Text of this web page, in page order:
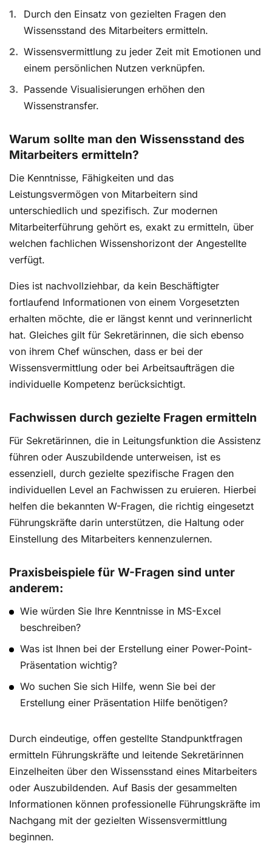
Durch den Einsatz von gezielten Fragen den
Wissensstand des Mitarbeiters ermitteln.
Wissensvermittlung zu jeder Zeit mit Emotionen und
einem persönlichen Nutzen verknüpfen.
Passende Visualisierungen erhöhen den
Wissenstransfer.
Warum sollte man den Wissensstand des
Mitarbeiters ermitteln?
Die Kenntnisse, Fähigkeiten und das
Leistungsvermögen von Mitarbeitern sind
unterschiedlich und spezifisch. Zur modernen
Mitarbeiterführung gehört es, exakt zu ermitteln, über
welchen fachlichen Wissenshorizont der Angestellte
verfügt.
Dies ist nachvollziehbar, da kein Beschäftigter
fortlaufend Informationen von einem Vorgesetzten
erhalten möchte, die er längst kennt und verinnerlicht
hat. Gleiches gilt für Sekretärinnen, die sich ebenso
von ihrem Chef wünschen, dass er bei der
Wissensvermittlung oder bei Arbeitsaufträgen die
individuelle Kompetenz berücksichtigt.
Fachwissen durch gezielte Fragen ermitteln
Für Sekretärinnen, die in Leitungsfunktion die Assistenz
führen oder Auszubildende unterweisen, ist es
essenziell, durch gezielte spezifische Fragen den
individuellen Level an Fachwissen zu eruieren. Hierbei
helfen die bekannten W-Fragen, die richtig eingesetzt
Führungskräfte darin unterstützen, die Haltung oder
Einstellung des Mitarbeiters kennenzulernen.
Praxisbeispiele für W-Fragen sind unter
anderem:
Wie würden Sie Ihre Kenntnisse in MS-Excel
beschreiben?
Was ist Ihnen bei der Erstellung einer Power-Point-
Präsentation wichtig?
Wo suchen Sie sich Hilfe, wenn Sie bei der
Erstellung einer Präsentation Hilfe benötigen?
Durch eindeutige, offen gestellte Standpunktfragen
ermitteln Führungskräfte und leitende Sekretärinnen
Einzelheiten über den Wissensstand eines Mitarbeiters
oder Auszubildenden. Auf Basis der gesammelten
Informationen können professionelle Führungskräfte im
Nachgang mit der gezielten Wissensvermittlung
beginnen.